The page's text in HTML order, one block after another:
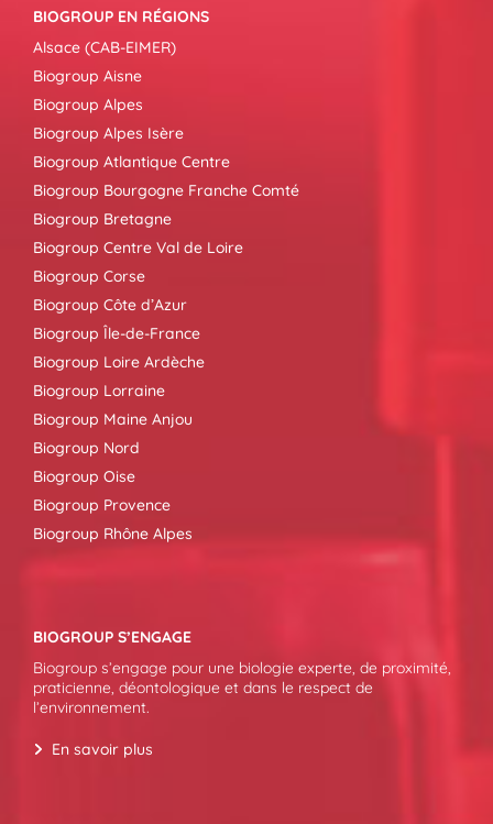
BIOGROUP EN RÉGIONS
Alsace (CAB-EIMER)
Biogroup Aisne
Biogroup Alpes
Biogroup Alpes Isère
Biogroup Atlantique Centre
Biogroup Bourgogne Franche Comté
Biogroup Bretagne
Biogroup Centre Val de Loire
Biogroup Corse
Biogroup Côte d’Azur
Biogroup Île-de-France
Biogroup Loire Ardèche
Biogroup Lorraine
Biogroup Maine Anjou
Biogroup Nord
Biogroup Oise
Biogroup Provence
Biogroup Rhône Alpes
BIOGROUP S’ENGAGE
Biogroup s’engage pour une biologie experte, de proximité,
praticienne, déontologique et dans le respect de
l’environnement.
En savoir plus